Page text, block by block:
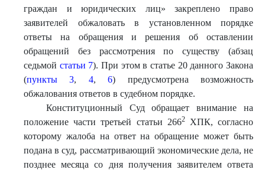
граждан и юридических лиц» закреплено право
заявителей обжаловать в установленном порядке
ответы на обращения и решения об оставлении
обращений без рассмотрения по существу (абзац
седьмой статьи 7). При этом в статье 20 данного Закона
(пункты 3, 4,6) предусмотрена возможность
обжалования ответов в судебном порядке.
Конституционный Суд обращает внимание на
положение части третьей статьи 2662ХПК, согласно
которому жалоба на ответ на обращение может быть
подана в суд, рассматривающий экономические дела, не
позднее месяца со дня получения заявителем ответа